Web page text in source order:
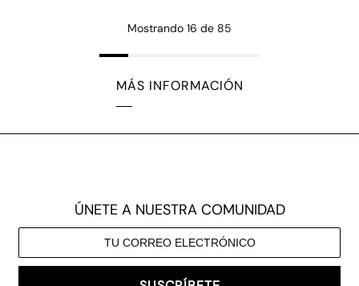
Mostrando 16 de 85
MÁS INFORMACIÓN
ÚNETE A NUESTRA COMUNIDAD